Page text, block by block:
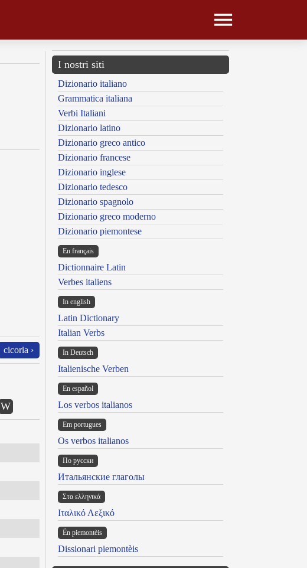
cicoria ›
W
I nostri siti
Dizionario italiano
Grammatica italiana
Verbi Italiani
Dizionario latino
Dizionario greco antico
Dizionario francese
Dizionario inglese
Dizionario tedesco
Dizionario spagnolo
Dizionario greco moderno
Dizionario piemontese
En français
Dictionnaire Latin
Verbes italiens
In english
Latin Dictionary
Italian Verbs
In Deutsch
Italienische Verben
En español
Los verbos italianos
Em portugues
Os verbos italianos
По русски
Итальянские глаголы
Στα ελληνικά
Ιταλικό Λεξικό
Ën piemontèis
Dissionari piemontèis